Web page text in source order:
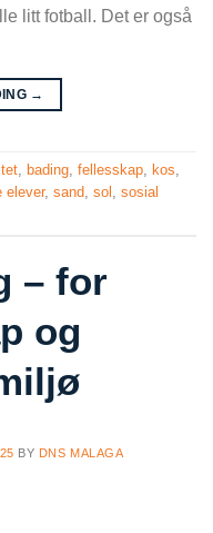
litt fotball. Det er også
→
, bading, fellesskap, kos,
elever, sand, sol , sosial
– for
og
BY DNS MALAGA